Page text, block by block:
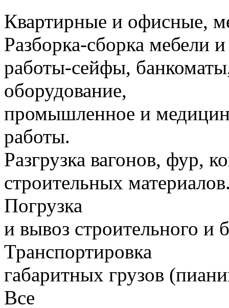
Квартирные и офисные,
Разборка-сборка мебели
работы-сейфы,
оборудование,
промышленное и
работы.
Разгрузка вагонов, фур,
строительных
Погрузка
и вывоз строительного и
Транспортировка
габаритных грузов
Все